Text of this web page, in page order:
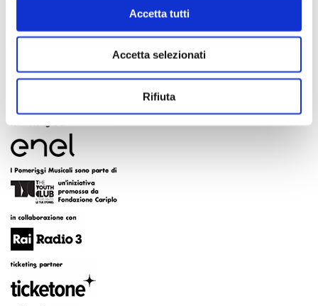
Accetta tutti
Accetta selezionati
Rifiuta